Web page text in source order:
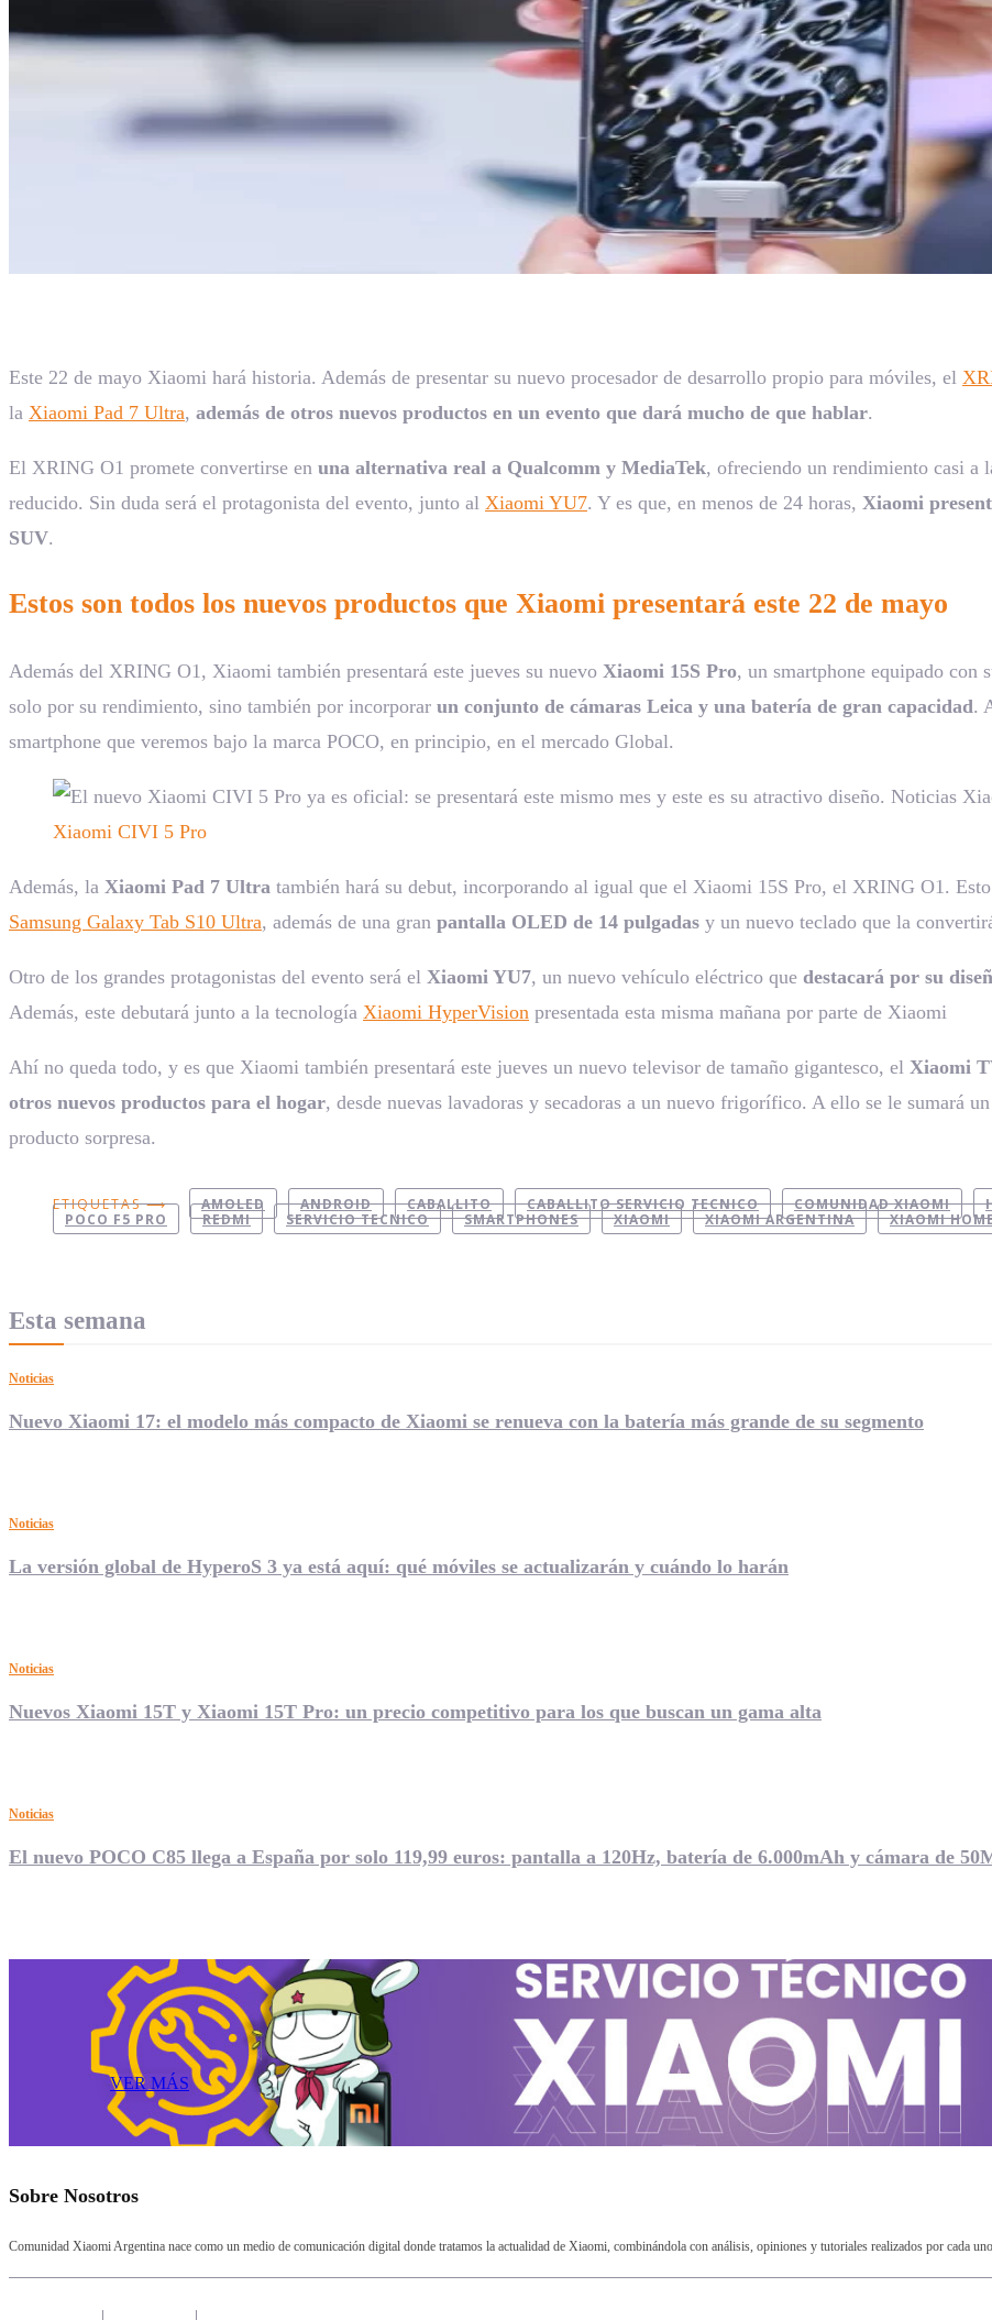
Este 22 de mayo Xiaomi hará historia. Además de presentar su nuevo procesador de desarrollo propio para móviles, el
la Xiaomi Pad 7 Ultra, además de otros nuevos productos en un evento que dará mucho de que hablar.
El XRING O1 promete convertirse en una alternativa real a Qualcomm y MediaTek, ofreciendo un rendimiento casi a
reducido. Sin duda será el protagonista del evento, junto al Xiaomi YU7. Y es que, en menos de 24 horas, Xiaomi
SUV.
Estos son todos los nuevos productos que Xiaomi presentará este 22 de mayo
Además del XRING O1, Xiaomi también presentará este jueves su nuevo Xiaomi 15S Pro, un smartphone equipado con
solo por su rendimiento, sino también por incorporar un conjunto de cámaras Leica y una batería de gran capacidad.
smartphone que veremos bajo la marca POCO, en principio, en el mercado Global.
Xiaomi CIVI 5 Pro
Además, la Xiaomi Pad 7 Ultra también hará su debut, incorporando al igual que el Xiaomi 15S Pro, el XRING O1.
Samsung Galaxy Tab S10 Ultra, además de una gran pantalla OLED de 14 pulgadas y un nuevo teclado que la
Otro de los grandes protagonistas del evento será el Xiaomi YU7, un nuevo vehículo eléctrico que destacará por su
Además, este debutará junto a la tecnología Xiaomi HyperVision presentada esta misma mañana por parte de Xiaomi
Ahí no queda todo, y es que Xiaomi también presentará este jueves un nuevo televisor de tamaño gigantesco, el Xiaomi
otros nuevos productos para el hogar, desde nuevas lavadoras y secadoras a un nuevo frigorífico. A ello se le sumará
producto sorpresa.
ETIQUETAS ⟶ AMOLED ANDROID CABALLITO CABALLITO SERVICIO TECNICO COMUNIDAD XIAOMI
POCO F5 PRO
REDMI SERVICIO TECNICO SMARTPHONES XIAOMI XIAOMI ARGENTINA XIAOMI
Esta semana
Noticias
Nuevo Xiaomi 17: el modelo más compacto de Xiaomi se renueva con la batería más grande de su segmento
Noticias
La versión global de HyperoS 3 ya está aquí: qué móviles se actualizarán y cuándo lo harán
Noticias
Nuevos Xiaomi 15T y Xiaomi 15T Pro: un precio competitivo para los que buscan un gama alta
Noticias
El nuevo POCO C85 llega a España por solo 119,99 euros: pantalla a 120Hz, batería de 6.000mAh y cámara de
VER MÁS
Sobre Nosotros
Comunidad Xiaomi Argentina nace como un medio de comunicación digital donde tratamos la actualidad de Xiaomi, combinándola con análisis, opiniones y tutoriales realizados por cada